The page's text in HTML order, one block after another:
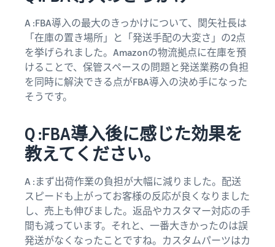
A :FBA導入の最大のきっかけについて、関矢社長は
「在庫の置き場所」と「発送手配の大変さ」の2点
を挙げられました。Amazonの物流拠点に在庫を預
けることで、保管スペースの問題と発送業務の負担
を同時に解決できる点がFBA導入の決め手になった
そうです。
Q :FBA導入後に感じた効果を
教えてください。
A :まず出荷作業の負担が大幅に減りました。配送
スピードも上がってお客様の反応が良くなりました
し、売上も伸びました。返品やカスタマー対応の手
間も減っています。それと、一番大きかったのは誤
発送がなくなったことですね。カスタムパーツはカ